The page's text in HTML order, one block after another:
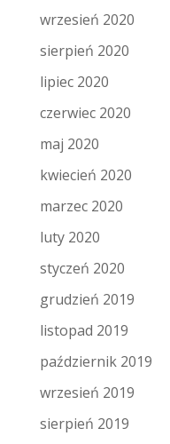
wrzesień 2020
sierpień 2020
lipiec 2020
czerwiec 2020
maj 2020
kwiecień 2020
marzec 2020
luty 2020
styczeń 2020
grudzień 2019
listopad 2019
październik 2019
wrzesień 2019
sierpień 2019